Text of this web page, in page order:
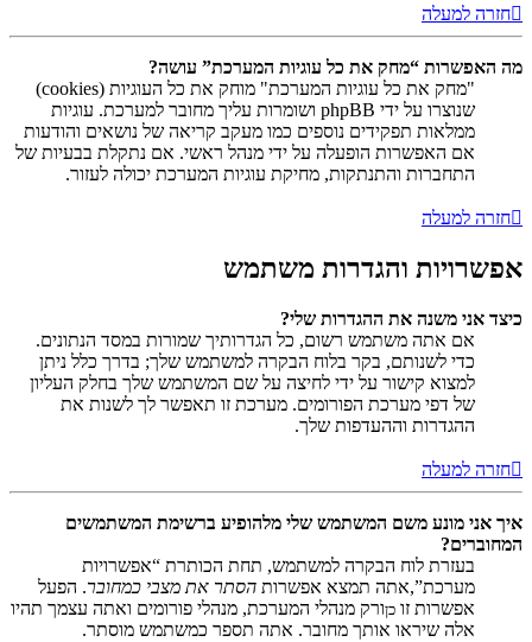
חזרה למעלה
מה האפשרות “מחק את כל עוגיות המערכת” עושה?
"מחק את כל עוגיות המערכת" מוחק את כל העוגיות (cookies)
שנוצרו על ידי phpBB ושומרות עליך מחובר למערכת. עוגיות
ממלאות תפקידים נוספים כמו מעקב קריאה של נושאים והודעות
אם האפשרות הופעלה על ידי מנהל ראשי. אם נתקלת בבעיות של
התחברות והתנתקות, מחיקת עוגיות המערכת יכולה לעזור.
חזרה למעלה
אפשרויות והגדרות משתמש
כיצד אני משנה את ההגדרות שלי?
אם אתה משתמש רשום, כל הגדרותיך שמורות במסד הנתונים.
כדי לשנותם, בקר בלוח הבקרה למשתמש שלך; בדרך כלל ניתן
למצוא קישור על ידי לחיצה על שם המשתמש שלך בחלק העליון
של דפי מערכת הפורומים. מערכת זו תאפשר לך לשנות את
ההגדרות וההעדפות שלך.
חזרה למעלה
איך אני מונע משם המשתמש שלי מלהופיע ברשימת המשתמשים
המחוברים?
בעזרת לוח הבקרה למשתמש, תחת הכותרת “אפשרויות
מערכת”,אתה תמצא אפשרות הסתר את מצבי כמחובר. הפעל
אפשרות זו כןורק מנהלי המערכת, מנהלי פורומים ואתה עצמך תהיו
אלה שיראו אותך מחובר. אתה תספר כמשתמש מוסתר.